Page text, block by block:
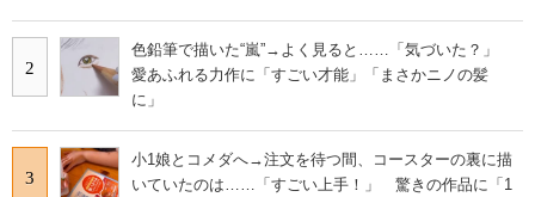
2
色鉛筆で描いた“嵐”→よく見ると……「気づいた？」
愛あふれる力作に「すごい才能」「まさかニノの髪
に」
3
小1娘とコメダへ→注文を待つ間、コースターの裏に描
いていたのは……「すごい上手！」 驚きの作品に「1